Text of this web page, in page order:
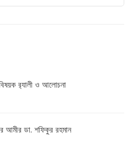
র‌্যালী ও আলোচনা
আমীর ডা. শফিকুর রহমান